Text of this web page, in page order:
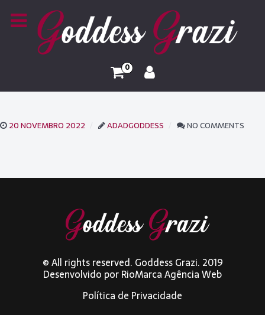
0
20 NOVEMBRO 2022 ADADGODDESS NO COMMENTS
© All rights reserved. Goddess Grazi. 2019
Desenvolvido porRioMarca Agência Web
Política de Privacidade